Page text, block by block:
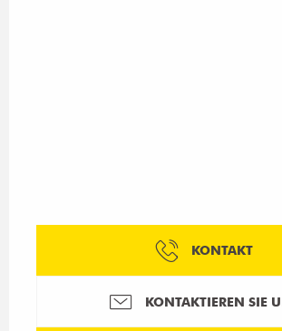
KONTAKT
KONTAKTIEREN SIE